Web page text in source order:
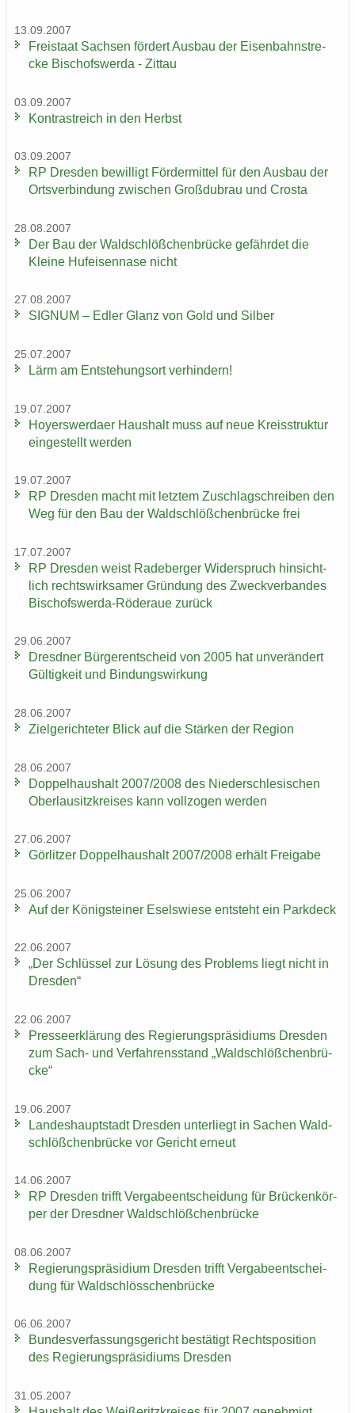
13.09.2007
Frei­staat Sach­sen för­dert Aus­bau der Ei­sen­bahn­stre­
cke Bi­schofs­wer­da - Zit­tau
03.09.2007
Kon­trast­reich in den Herbst
03.09.2007
RP Dres­den be­wil­ligt För­der­mit­tel für den Aus­bau der
Orts­ver­bin­dung zwi­schen Groß­du­brau und Crosta
28.08.2007
Der Bau der Wald­schlöß­chen­brü­cke ge­fähr­det die
Klei­ne Huf­ei­sen­na­se nicht
27.08.2007
SI­GNUM – Edler Glanz von Gold und Sil­ber
25.07.2007
Lärm am Ent­ste­hungs­ort ver­hin­dern!
19.07.2007
Ho­yers­wer­da­er Haus­halt muss auf neue Kreis­struk­tur
ein­ge­stellt wer­den
19.07.2007
RP Dres­den macht mit letz­tem Zu­schlag­schrei­ben den
Weg für den Bau der Wald­schlöß­chen­brü­cke frei
17.07.2007
RP Dres­den weist Ra­de­ber­ger Wi­der­spruch hin­sicht­
lich rechts­wirk­sa­mer Grün­dung des Zweck­ver­ban­des
Bischofswerda-​Röderaue zu­rück
29.06.2007
Dresd­ner Bür­ger­ent­scheid von 2005 hat un­ver­än­dert
Gül­tig­keit und Bin­dungs­wir­kung
28.06.2007
Ziel­ge­rich­te­ter Blick auf die Stär­ken der Re­gi­on
28.06.2007
Dop­pel­haus­halt 2007/2008 des Nie­der­schle­si­schen
Ober­lau­sitz­krei­ses kann voll­zo­gen wer­den
27.06.2007
Gör­lit­zer Dop­pel­haus­halt 2007/2008 er­hält Frei­ga­be
25.06.2007
Auf der Kö­nig­stei­ner Esels­wie­se ent­steht ein Park­deck
22.06.2007
„Der Schlüs­sel zur Lö­sung des Pro­blems liegt nicht in
Dres­den“
22.06.2007
Pres­se­er­klä­rung des Re­gie­rungs­prä­si­di­ums Dres­den
zum Sach- und Ver­fah­rens­stand „Wald­schlöß­chen­brü­
cke“
19.06.2007
Lan­des­haupt­stadt Dres­den un­ter­liegt in Sa­chen Wald­
schlöß­chen­brü­cke vor Ge­richt er­neut
14.06.2007
RP Dres­den trifft Ver­ga­be­ent­schei­dung für Brü­cken­kör­
per der Dresd­ner Wald­schlöß­chen­brü­cke
08.06.2007
Re­gie­rungs­prä­si­di­um Dres­den trifft Ver­ga­be­ent­schei­
dung für Wald­schlöss­chen­brü­cke
06.06.2007
Bun­des­ver­fas­sungs­ge­richt be­stä­tigt Rechts­po­si­ti­on
des Re­gie­rungs­prä­si­di­ums Dres­den
31.05.2007